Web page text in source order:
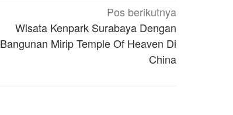
Pos berikutnya
Wisata Kenpark Surabaya Dengan
Bangunan Mirip Temple Of Heaven Di
China